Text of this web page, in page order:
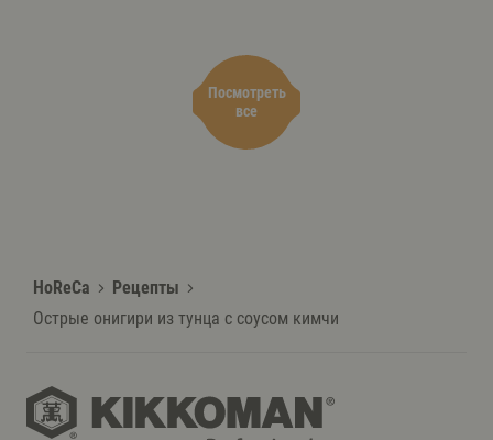
Посмотреть
все
HoReCa
Рецепты
Острые онигири из тунца с соусом кимчи